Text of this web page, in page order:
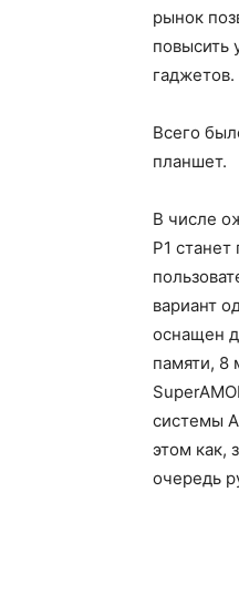
рынок
повысить
Всего
планшет.
В числе
P1
вариант
оснащен
памяти, 8
системы
этом как,
очередь